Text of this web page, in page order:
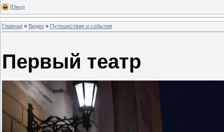
Юмор
Главная » Видео » Путешествия и события
Первый театр